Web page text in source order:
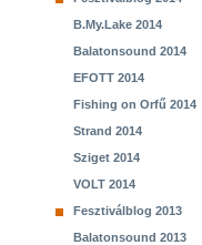
B.My.Lake 2014
Balatonsound 2014
EFOTT 2014
Fishing on Orfű 2014
Strand 2014
Sziget 2014
VOLT 2014
Fesztiválblog 2013
Balatonsound 2013